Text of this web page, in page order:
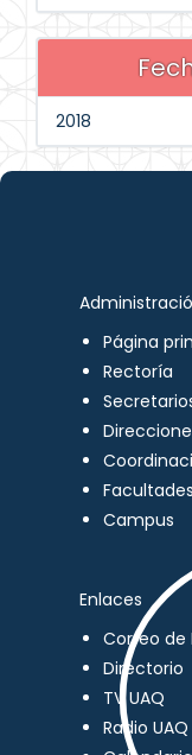
2018
Página
Rectoría
Facultades
Campus
Enlaces
Correo de
Directorio
TV UAQ
Radio UAQ